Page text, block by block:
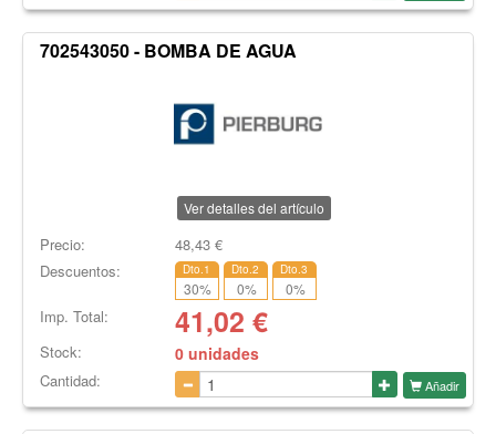
702543050 - BOMBA DE AGUA
Ver detalles del artículo
Precio: 48,43€
Descuentos:
Dto.1
30%
Dto.2
0%
Dto.3
0%
Imp. Total: 41,02 €
Stock: 0 unidades
Cantidad: Añadir